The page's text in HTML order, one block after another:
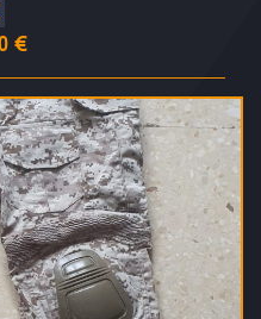
€